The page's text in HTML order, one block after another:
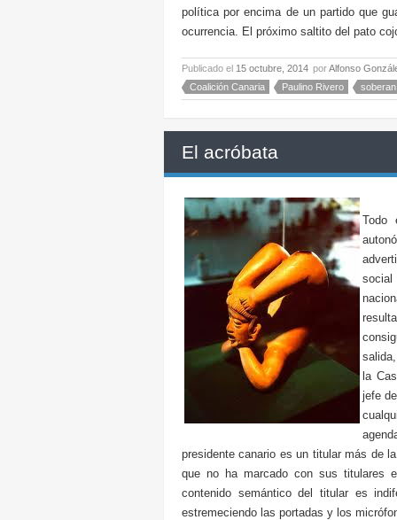
política por encima de un partido que
ocurrencia. El próximo saltito del pato
Publicado el 15 octubre, 2014 porAlfonso
Coalición Canaria
Paulino Rivero
El acróbata
Todo
la
jefe
presidente canario es un titular más de
que no ha marcado con sus titulares
contenido semántico del titular es
estremeciendo las portadas y los